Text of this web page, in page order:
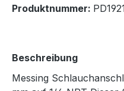
Produktnummer:
Beschreibung
Messing